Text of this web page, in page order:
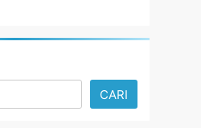
CARI